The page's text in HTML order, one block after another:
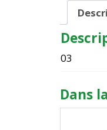
03
Dans